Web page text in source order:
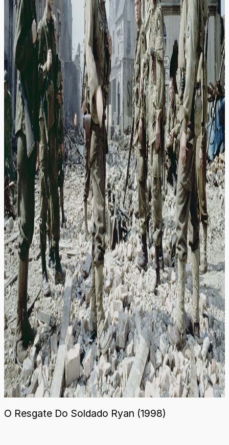
O Resgate Do Soldado Ryan (1998)